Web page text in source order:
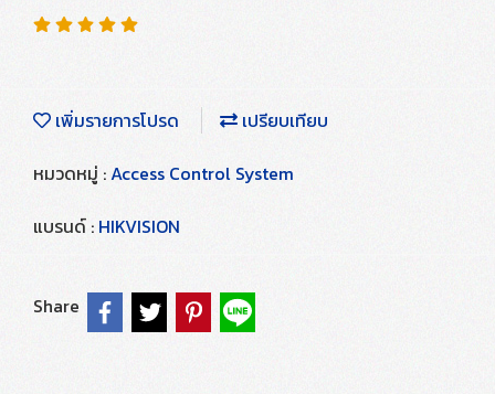
เพิ่มรายการโปรด
เปรียบเทียบ
หมวดหมู่ :Access Control System
แบรนด์ : HIKVISION
Share